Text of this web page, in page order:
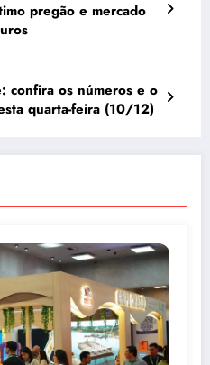
pregão e mercado
confira os números e o
quarta-feira (10/12)